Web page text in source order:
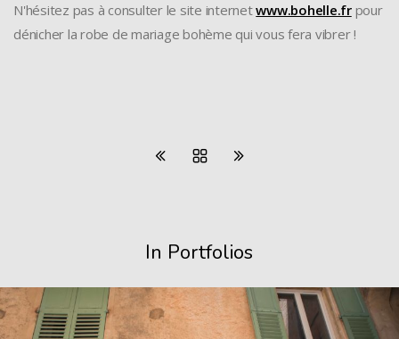
N'hésitez pas à consulter le site internetwww.bohelle.frpour
dénicher la robe de mariage bohème qui vous fera vibrer !
In Portfolios